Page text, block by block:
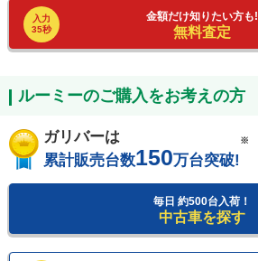
入力
35秒
金額だけ知りたい方も!
無料査定
ルーミーのご購入をお考えの方
ガリバーは
累計販売台数150万台突破!
※
毎日 約500台入荷！
中古車を探す